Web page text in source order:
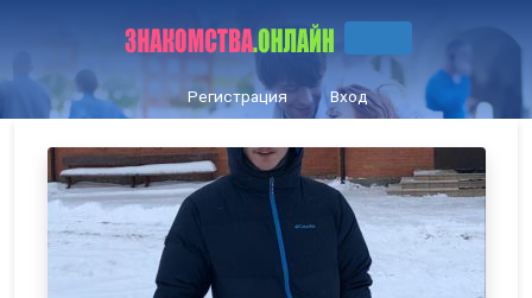
Регистрация Вход